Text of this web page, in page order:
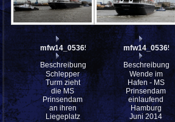
mfw14_053658
Beschreibung:
Schlepper
Turm zieht
die MS
Prinsendam
an ihren
Liegeplatz
mfw14_053656
Beschreibung:
Wende im
Hafen - MS
Prinsendam
einlaufend
Hamburg
Juni 2014